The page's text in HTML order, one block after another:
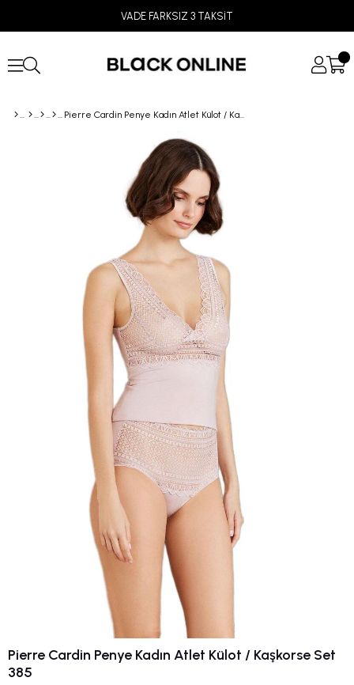
VADE FARKSIZ 3 TAKSİT
Pierre Cardin Penye Kadın Atlet Külot / Kaşkorse Set 385
Pierre Cardin Penye Kadın Atlet Külot / Kaşkorse Set
385